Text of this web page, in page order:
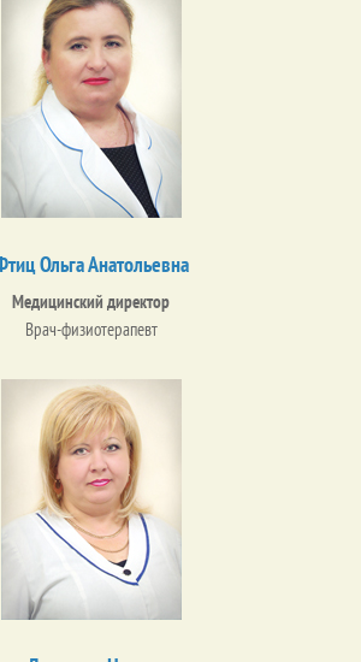
Ольга Анатольевна
Медицинский директор
Врач-физиотерапевт